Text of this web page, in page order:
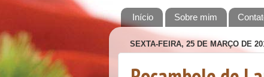
Início Sobre mim
SEXTA-FEIRA, 25 DE MARÇO DE